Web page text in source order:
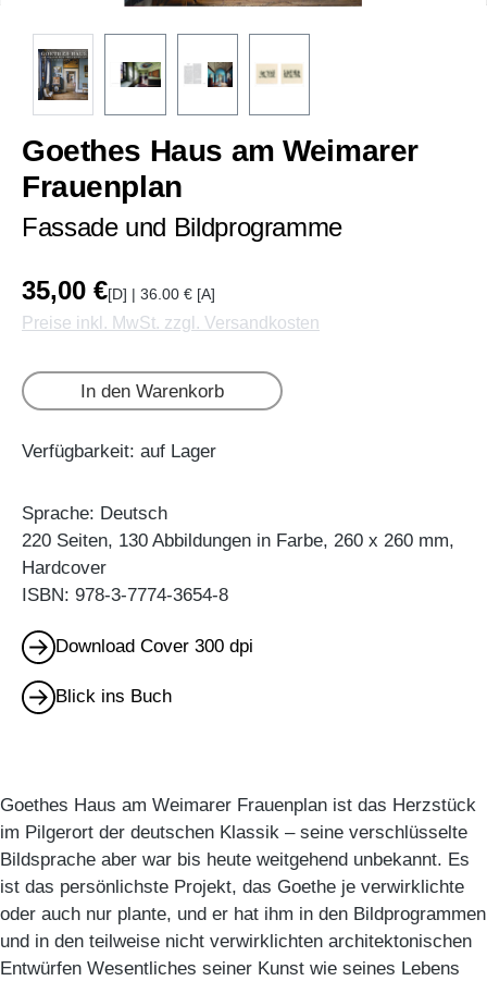
Goethes Haus am Weimarer
Frauenplan
Fassade und Bildprogramme
35,00 €[D] | 36.00 € [A]
Preise inkl. MwSt. zzgl. Versandkosten
In den Warenkorb
Verfügbarkeit: auf Lager
Sprache: Deutsch
220 Seiten, 130 Abbildungen in Farbe, 260 x 260 mm,
Hardcover
ISBN: 978-3-7774-3654-8
Download Cover 300 dpi
Blick ins Buch
Goethes Haus am Weimarer Frauenplan ist das Herzstück
im Pilgerort der deutschen Klassik – seine verschlüsselte
Bildsprache aber war bis heute weitgehend unbekannt. Es
ist das persönlichste Projekt, das Goethe je verwirklichte
oder auch nur plante, und er hat ihm in den Bildprogrammen
und in den teilweise nicht verwirklichten architektonischen
Entwürfen Wesentliches seiner Kunst wie seines Lebens